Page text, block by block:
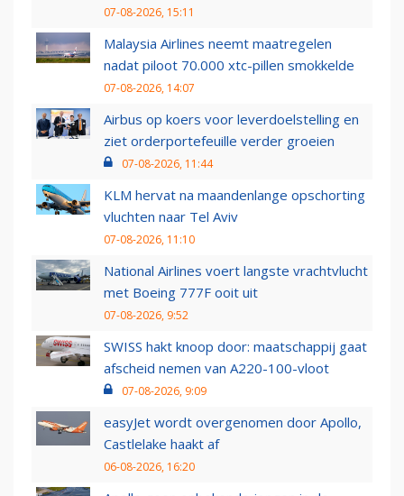
07-08-2026, 15:11
Malaysia Airlines neemt maatregelen
nadat piloot 70.000 xtc-pillen smokkelde
07-08-2026, 14:07
Airbus op koers voor leverdoelstelling en
ziet orderportefeuille verder groeien
07-08-2026, 11:44
KLM hervat na maandenlange opschorting
vluchten naar Tel Aviv
07-08-2026, 11:10
National Airlines voert langste vrachtvlucht
met Boeing 777F ooit uit
07-08-2026, 9:52
SWISS hakt knoop door: maatschappij gaat
afscheid nemen van A220-100-vloot
07-08-2026, 9:09
easyJet wordt overgenomen door Apollo,
Castlelake haakt af
06-08-2026, 16:20